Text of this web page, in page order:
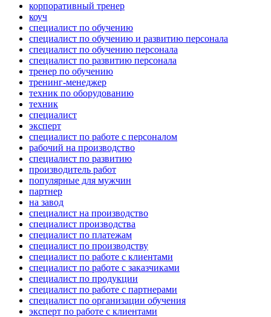
корпоративный тренер
коуч
специалист по обучению
специалист по обучению и развитию персонала
специалист по обучению персонала
специалист по развитию персонала
тренер по обучению
тренинг-менеджер
техник по оборудованию
техник
специалист
эксперт
специалист по работе с персоналом
рабочий на производство
специалист по развитию
производитель работ
популярные для мужчин
партнер
на завод
специалист на производство
специалист производства
специалист по платежам
специалист по производству
специалист по работе с клиентами
специалист по работе с заказчиками
специалист по продукции
специалист по работе с партнерами
специалист по организации обучения
эксперт по работе с клиентами